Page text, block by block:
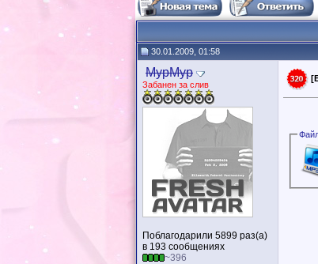
30.01.2009, 01:58
MypMyp
Забанен за слив
Поблагодарили 5899 раз(а)
в 193 сообщениях
~396